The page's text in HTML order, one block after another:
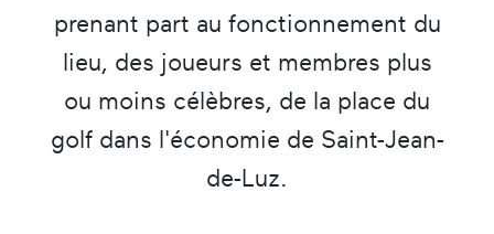
prenant part au fonctionnement du
lieu, des joueurs et membres plus
ou moins célèbres, de la place du
golf dans l'économie de Saint-Jean-
de-Luz.